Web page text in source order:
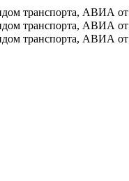
транспорта, АВИА
транспорта, АВИА
транспорта, АВИА